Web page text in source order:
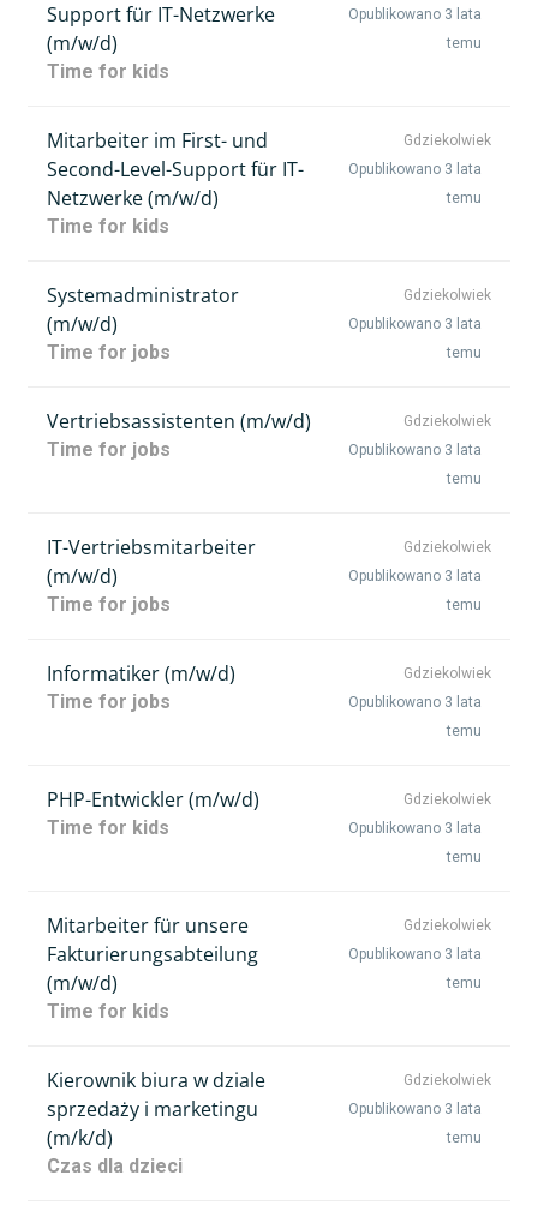
Support für IT-Netzwerke
(m/w/d)
Time for kids
Opublikowano 3 lata
temu
Mitarbeiter im First- und
Second-Level-Support für IT-
Netzwerke (m/w/d)
Time for kids
Gdziekolwiek
Opublikowano 3 lata
temu
Systemadministrator
(m/w/d)
Time for jobs
Gdziekolwiek
Opublikowano 3 lata
temu
Vertriebsassistenten (m/w/d)
Time for jobs
Gdziekolwiek
Opublikowano 3 lata
temu
IT-Vertriebsmitarbeiter
(m/w/d)
Time for jobs
Gdziekolwiek
Opublikowano 3 lata
temu
Informatiker (m/w/d)
Time for jobs
Gdziekolwiek
Opublikowano 3 lata
temu
PHP-Entwickler (m/w/d)
Time for kids
Gdziekolwiek
Opublikowano 3 lata
temu
Mitarbeiter für unsere
Fakturierungsabteilung
(m/w/d)
Time for kids
Gdziekolwiek
Opublikowano 3 lata
temu
Kierownik biura w dziale
sprzedaży i marketingu
(m/k/d)
Czas dla dzieci
Gdziekolwiek
Opublikowano 3 lata
temu